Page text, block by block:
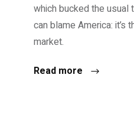
which bucked the usual
can blame America: it’s
market.
Read more